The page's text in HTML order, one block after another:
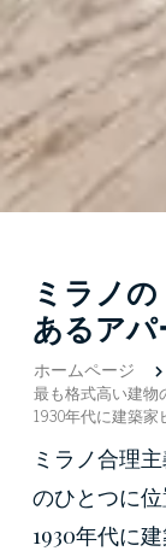
ミラノ
あるアパ
ホームページ
最も格式高い建物
1930年代に建築家
ミラノ合理
のひとつに位
1930年代に